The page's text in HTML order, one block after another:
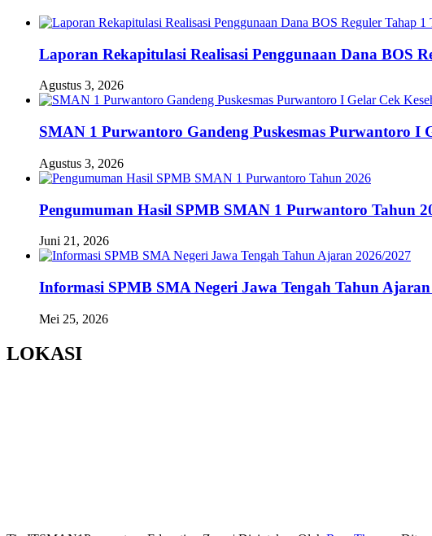
Laporan Rekapitulasi Realisasi Penggunaan Dana BOS
Agustus 3, 2026
SMAN 1 Purwantoro Gandeng Puskesmas Purwantoro I
Agustus 3, 2026
Pengumuman Hasil SPMB SMAN 1 Purwantoro Tahun
Juni 21, 2026
Informasi SPMB SMA Negeri Jawa Tengah Tahun Ajaran
Mei 25, 2026
LOKASI